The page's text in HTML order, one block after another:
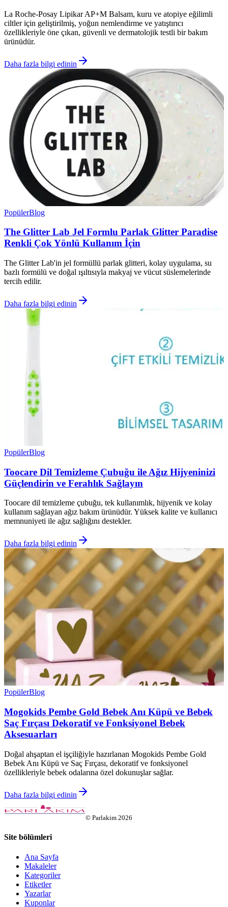
La Roche-Posay Lipikar AP+M Balsam, kuru ve atopiye eğilimli
ciltler için geliştirilmiş, yoğun nemlendirme ve yatıştırıcı
özellikleriyle öne çıkan, güvenli ve dermatolojik testli bir bakım
ürünüdür.
Daha fazla bilgi edinin
PopülerBlog
The Glitter Lab Jel Formlu Parlak Glitter Paradise
Renkli Çok Yönlü Kullanım İçin
The Glitter Lab'in jel formüllü parlak glitteri, kolay uygulama, su
bazlı formülü ve doğal ışıltısıyla makyaj ve vücut süslemelerinde
tercih edilir.
Daha fazla bilgi edinin
PopülerBlog
Toocare Dil Temizleme Çubuğu ile Ağız Hijyeninizi
Güçlendirin ve Ferahlık Sağlayın
Toocare dil temizleme çubuğu, tek kullanımlık, hijyenik ve kolay
kullanım sağlayan ağız bakım ürünüdür. Yüksek kalite ve kullanıcı
memnuniyeti ile ağız sağlığını destekler.
Daha fazla bilgi edinin
PopülerBlog
Mogokids Pembe Gold Bebek Anı Küpü ve Bebek
Saç Fırçası Dekoratif ve Fonksiyonel Bebek
Aksesuarları
Doğal ahşaptan el işçiliğiyle hazırlanan Mogokids Pembe Gold
Bebek Anı Küpü ve Saç Fırçası, dekoratif ve fonksiyonel
özellikleriyle bebek odalarına özel dokunuşlar sağlar.
Daha fazla bilgi edinin
© Parlakim 2026
Site bölümleri
Ana Sayfa
Makaleler
Kategoriler
Etiketler
Yazarlar
Kuponlar